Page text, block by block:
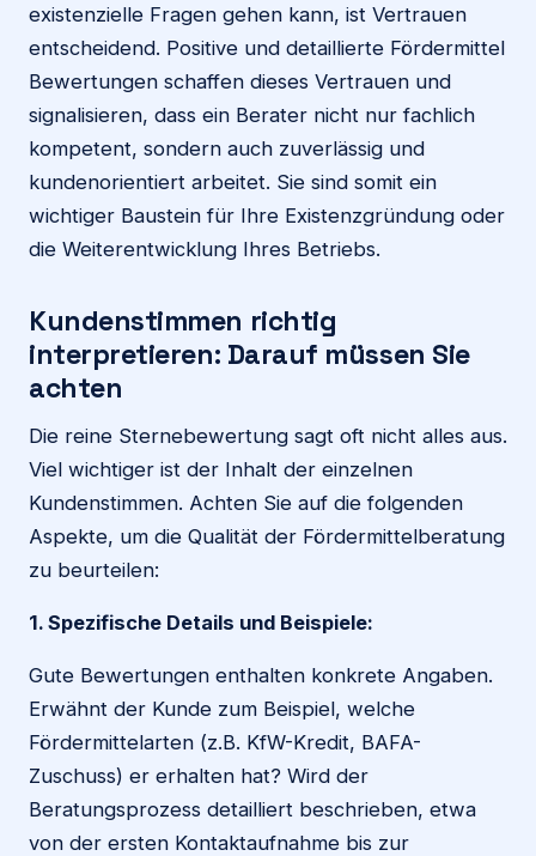
existenzielle Fragen gehen kann, ist Vertrauen
entscheidend. Positive und detaillierte Fördermittel
Bewertungen schaffen dieses Vertrauen und
signalisieren, dass ein Berater nicht nur fachlich
kompetent, sondern auch zuverlässig und
kundenorientiert arbeitet. Sie sind somit ein
wichtiger Baustein für Ihre Existenzgründung oder
die Weiterentwicklung Ihres Betriebs.
Kundenstimmen richtig
interpretieren: Darauf müssen Sie
achten
Die reine Sternebewertung sagt oft nicht alles aus.
Viel wichtiger ist der Inhalt der einzelnen
Kundenstimmen. Achten Sie auf die folgenden
Aspekte, um die Qualität der Fördermittelberatung
zu beurteilen:
1. Spezifische Details und Beispiele:
Gute Bewertungen enthalten konkrete Angaben.
Erwähnt der Kunde zum Beispiel, welche
Fördermittelarten (z.B. KfW-Kredit, BAFA-
Zuschuss) er erhalten hat? Wird der
Beratungsprozess detailliert beschrieben, etwa
von der ersten Kontaktaufnahme bis zur